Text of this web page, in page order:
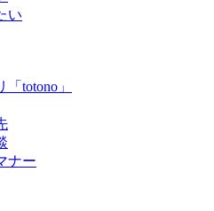
い
totono」
ナー